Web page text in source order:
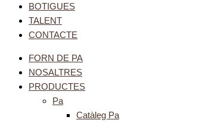
BOTIGUES
TALENT
CONTACTE
FORN DE PA
NOSALTRES
PRODUCTES
Pa
Catàleg Pa